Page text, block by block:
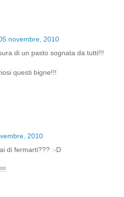
novembre, 2010
di un pasto sognata da tutti!!!
questi bigne!!!
2010
di fermarti??? :-D